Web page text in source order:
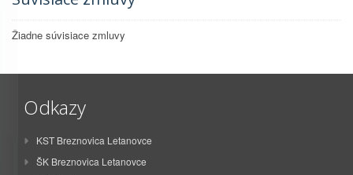
Žiadne súvisiace zmluvy
Odkazy
KST Breznovica Letanovce
ŠK Breznovica Letanovce